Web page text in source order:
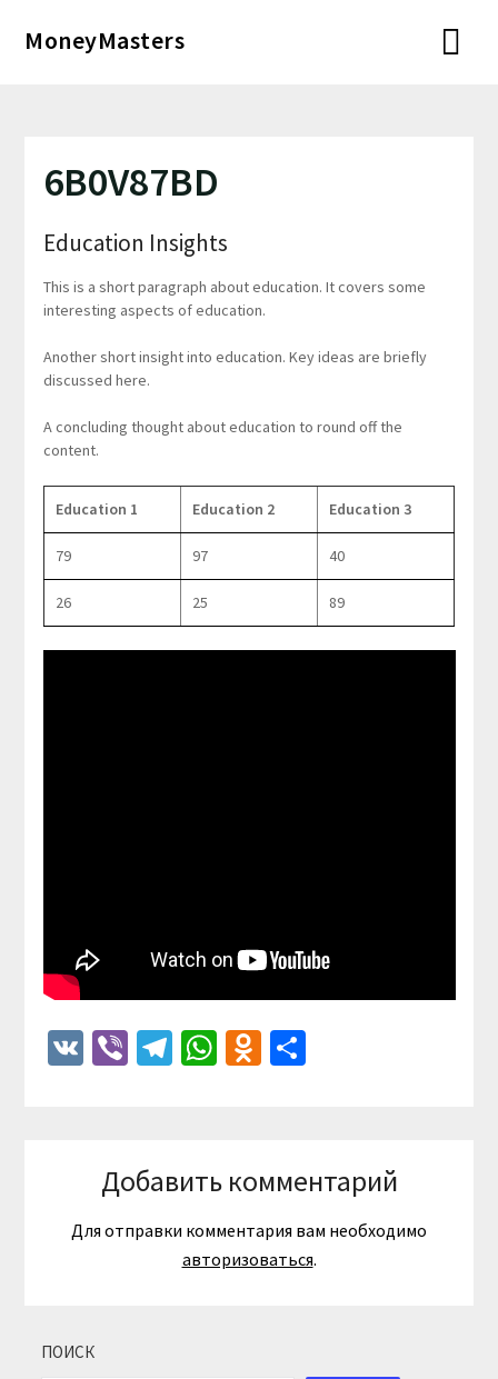
MoneyMasters
6B0V87BD
Education Insights
This is a short paragraph about education. It covers some
interesting aspects of education.
Another short insight into education. Key ideas are briefly
discussed here.
A concluding thought about education to round off the
content.
Education 1 Education 2 Education 3
79 97 40
26 25 89
VKViberTelegram
WhatsApp
Odnoklassniki
Отправить
Добавить комментарий
Для отправки комментария вам необходимо
авторизоваться.
ПОИСК